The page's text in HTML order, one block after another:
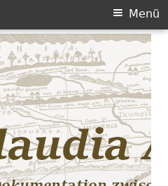
Menü